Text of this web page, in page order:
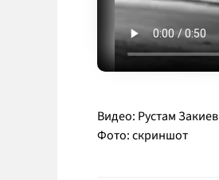
Видео: Рустам Закиев
Фото: скриншот